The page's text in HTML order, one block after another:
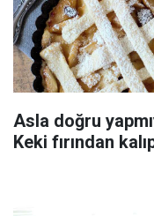
Asla doğru
Keki fırından